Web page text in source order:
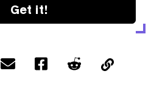
Get it!